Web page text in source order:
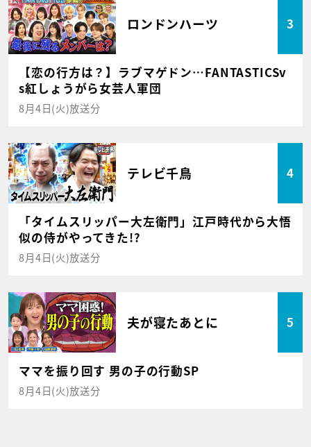
ロンドンハーツ 3
【恋の行方は？】ラブマゲドン…FANTASTICSv
s紅しょうがら女芸人軍団
8月4日(火)放送分
テレビ千鳥 4
「タイムスリッパー大左衛門」江戸時代から大悟
似の侍がやってきた!?
8月4日(火)放送分
夫が寝たあとに 5
ママを振り回す 男の子の行動SP
8月4日(火)放送分